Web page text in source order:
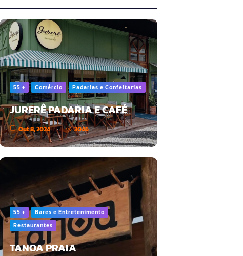
55 + Comércio Padarias e Confeitarias
JURERÊ PADARIA E CAFÉ
Out 8, 2024 3046
55 +
Bares e Entretenimento
Restaurantes
TANOA PRAIA